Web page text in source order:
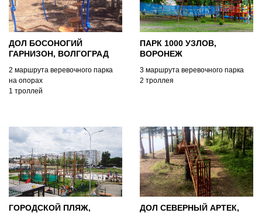
ДОЛ БОСОНОГИЙ
ГАРНИЗОН, ВОЛГОГРАД
2 маршрута веревочного парка
на опорах
1 троллей
ПАРК 1000 УЗЛОВ,
ВОРОНЕЖ
3 маршрута веревочного парка
2 троллея
ГОРОДСКОЙ ПЛЯЖ,
ДОЛ СЕВЕРНЫЙ АРТЕК,